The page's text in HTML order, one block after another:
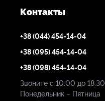
Контакты
+38 (044) 454-14-04
+38 (095) 454-14-04
+38 (098) 454-14-04
Звоните с 10:00 до 18:30
Понедельник – Пятница